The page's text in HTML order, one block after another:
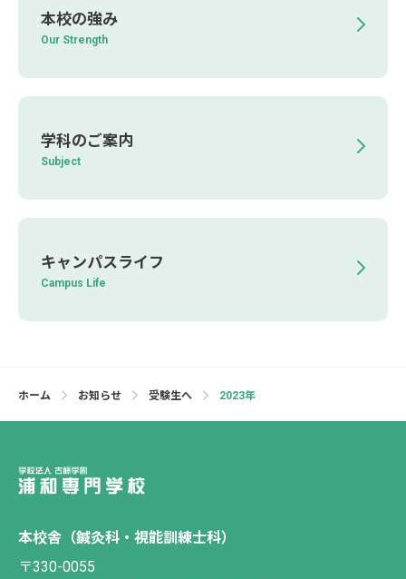
本校の強み
Our Strength
学科のご案内
Subject
キャンパスライフ
Campus Life
ホーム お知らせ 受験生へ 2023年
本校舎（鍼灸科・視能訓練士科）
〒330-0055